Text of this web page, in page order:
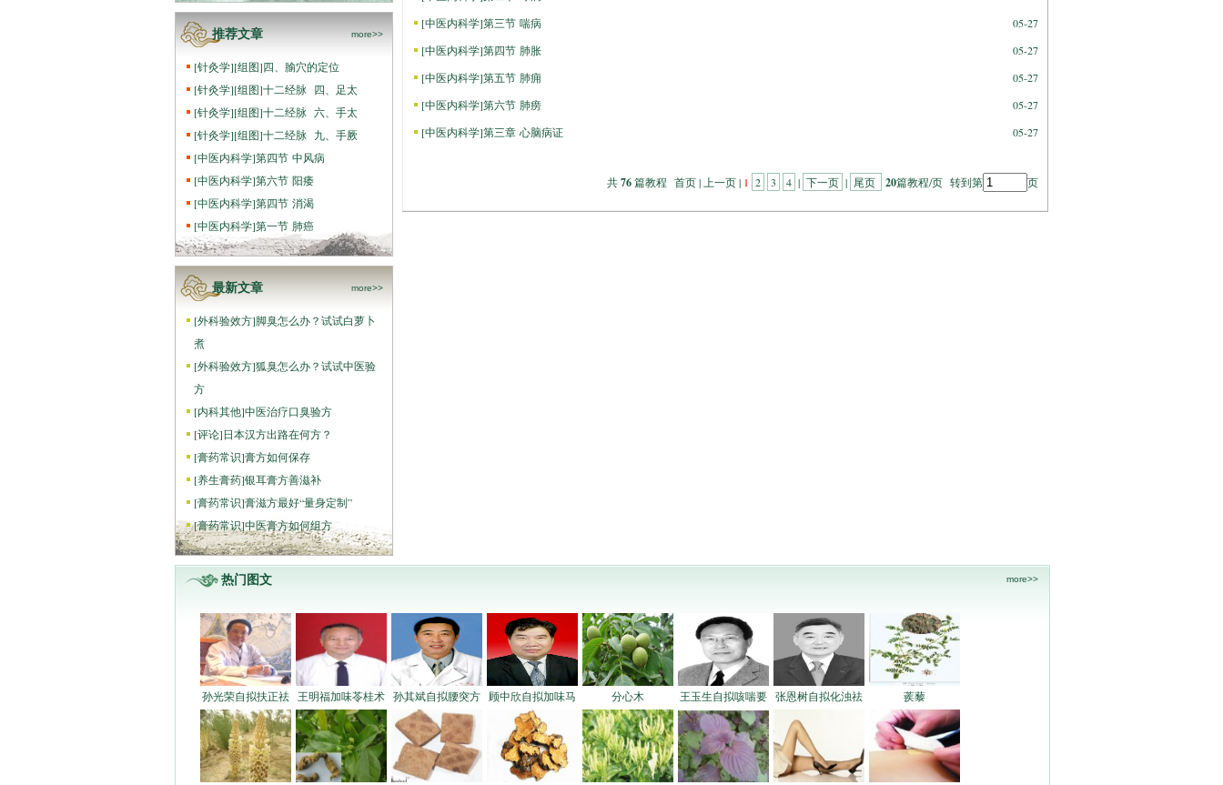
推荐文章 more>>
[针灸学][组图]四、腧穴的定位
[针灸学][组图]十二经脉 四、足太
[针灸学][组图]十二经脉 六、手太
[针灸学][组图]十二经脉 九、手厥
[中医内科学]第四节 中风病
[中医内科学]第六节 阳痿
[中医内科学]第四节 消渴
[中医内科学]第一节 肺癌
最新文章 more>>
[外科验效方]脚臭怎么办？试试白萝卜
煮
[外科验效方]狐臭怎么办？试试中医验
方
[内科其他]中医治疗口臭验方
[评论]日本汉方出路在何方？
[膏药常识]膏方如何保存
[养生膏药]银耳膏方善滋补
[膏药常识]膏滋方最好“量身定制”
[膏药常识]中医膏方如何组方
[中医内科学]第三节 喘病
05-27
[中医内科学]第四节 肺胀
05-27
[中医内科学]第五节 肺痈
05-27
[中医内科学]第六节 肺痨
05-27
[中医内科学]第三章 心脑病证 05-27
共76篇教程 首页 | 上一页 | 1 2 3 4 | 下一页 | 尾页 20篇教程/页 转到第 页
热门图文 more>>
孙光荣自拟扶正祛 王明福加味苓桂术 孙其斌自拟腰突方 顾中欣自拟加味马 分心木 王玉生自拟咳喘要 张恩树自拟化浊祛 蒺藜